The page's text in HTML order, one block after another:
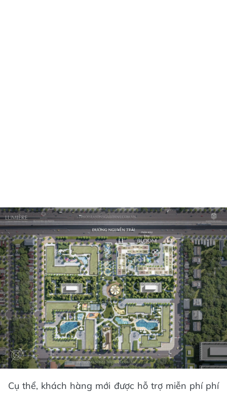
Cụ thể, khách hàng mới được hỗ trợ miễn phí phí